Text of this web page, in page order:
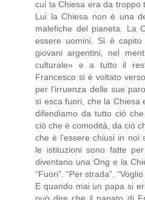
cui la Chiesa era da troppo
Lui la Chiesa non è una
malefiche del pianeta. La
essere uomini. Si è
giovani argentini, nel
culturale» e a tutto il
Francesco si è voltato
per l’irruenza delle sue
si esca fuori, che la Chiesa
difendiamo da tutto ciò
ciò che è comodità, da ciò
che è l’essere chiusi in noi
le istituzioni sono fatte
diventano una Ong e la
“Fuori”. “Per strada”.
E quando mai un papa si